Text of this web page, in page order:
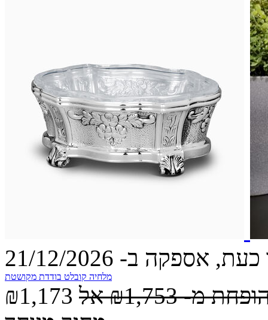
אספקה ב- 21/12/2026
מלחיה קובלט בודדת מקושטת
₪1,173 מ-₪1,753 אל